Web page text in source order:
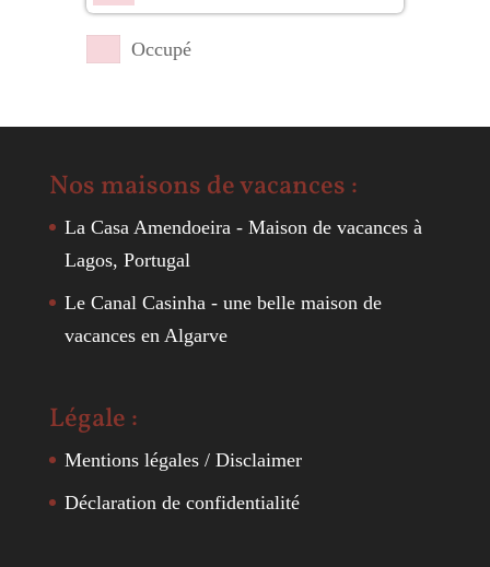
Occupé
Nos maisons de vacances :
La Casa Amendoeira - Maison de vacances à
Lagos, Portugal
Le Canal Casinha - une belle maison de
vacances en Algarve
Légale :
Mentions légales / Disclaimer
Déclaration de confidentialité